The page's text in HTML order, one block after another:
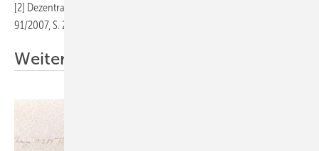
[2] Dezentral erzeugter Strom senkt Emissionen. Handelsblatt Nr.
91/2007, S. 23
Weitere Informationen